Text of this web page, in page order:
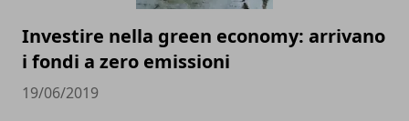
Investire nella green economy: arrivano
i fondi a zero emissioni
19/06/2019